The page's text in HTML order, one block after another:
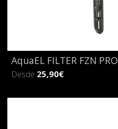
AquaEL FILTER FZN PRO
Desde 25,90€